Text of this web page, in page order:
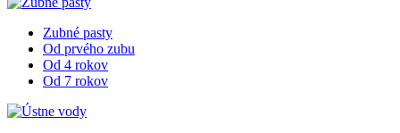
Zubné pasty
Od prvého zubu
Od 4 rokov
Od 7 rokov